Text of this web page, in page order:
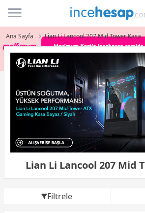
Incehesap
Ana Sayfa Lian Li Lancool 207 Mid Tower Kasa
Lian Li Lancool 207 Mid
Filtrele